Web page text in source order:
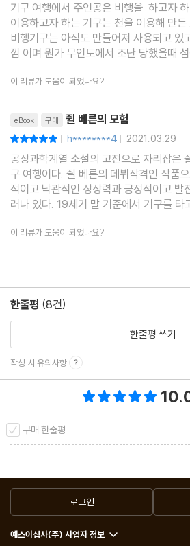
기구 여행에서 주인공은 비행을 하고자 하는데 그가 하늘을 나는데
이용하고자 하는 기구는 천을 이용해 만든 표지의 그것 입니다.이런
비행기구는 아직도 만들어져 사용되고 있고 어떻게 보면 올드한 느
낌 이며 뭔가 무인도에서 조난 당했을때 섬에서 먹을수 있는 과일을
을 많이 이용하면 그리고 약간의 장치
이 리뷰가 도움이 되었나요?
eBook 구매 쥘 베른의 모험
| h********4 | 2021.03.29
공상과학계열 소설의 고전으로 자리잡은
구 여행이다. 쥘 베른의 데뷔작격인 작품
적이고 낙관적인 상상력과 긍정적이고 발
러나 있다. 19세기 말 기준에서 기구를 타
나 꿈같은 일이었는지, 그리고 그 꿈같은
력과 함께 펼쳐지는 이야기가 재미있다.
이 리뷰가 도움이 되었나요?
한줄평 (8건)
한줄평 쓰기
작성 시 유의사항
구매 한줄평
로그인
예스이십사(주) 사업자 정보